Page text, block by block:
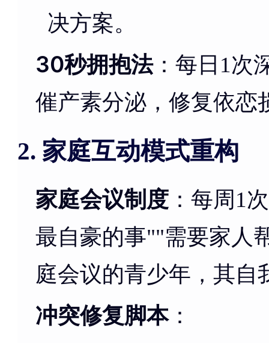
决方案。
30秒拥抱法：每日1次
催产素分泌，修复依恋
2. 家庭互动模式重构
家庭会议制度 ：每周1
最自豪的事""需要家人
庭会议的青少年，其自
冲突修复脚本：